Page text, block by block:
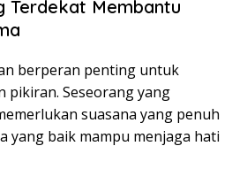
Terdekat Membantu
berperan penting untuk
pikiran. Seseorang yang
suasana yang penuh
yang baik mampu menjaga hati